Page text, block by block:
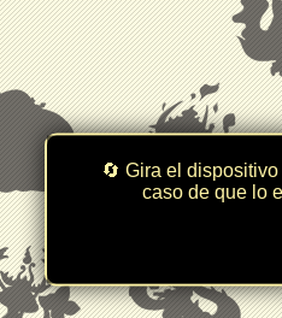
🔄 Gira el
caso de que lo